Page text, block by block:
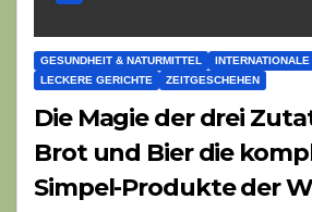
GESUNDHEIT & NATURMITTEL
LECKERE GERICHTE
ZEITGESCHEHEN
Die Magie der drei
Brot und Bier die
Simpel-Produkte der